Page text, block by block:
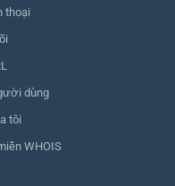
thoại
dùng
tôi
WHOIS